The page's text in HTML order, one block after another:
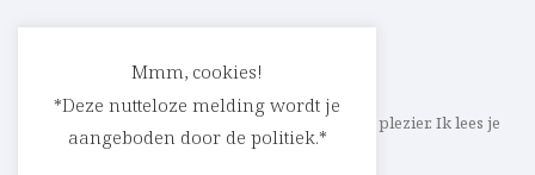
Schrijf ik straks mee aan jouw verhaal? Met veel plezier. Ik lees je
heel graag op
cedric@parlevink.be
Mmm, cookies!
*Deze nutteloze melding wordt je
aangeboden door de politiek.*